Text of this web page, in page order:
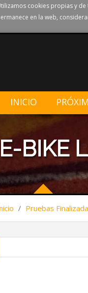
cookies propias y
en la web,
INICIO
BIKE
/ Pruebas